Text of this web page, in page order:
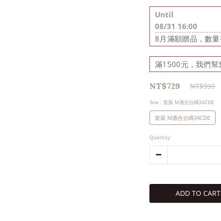
Until
08/31 16:00
8月滿額贈品，數
滿1500元，我們
NT$729 NT$999
Size : 套裝 M適合台碼34CDE
套裝 M適合台碼34CDE
Quantity
ADD TO CART